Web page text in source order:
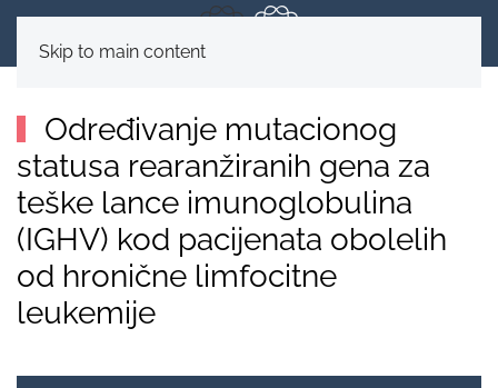
Skip to main content
Određivanje mutacionog
statusa rearanžiranih gena za
teške lance imunoglobulina
(IGHV) kod pacijenata obolelih
od hronične limfocitne
leukemije